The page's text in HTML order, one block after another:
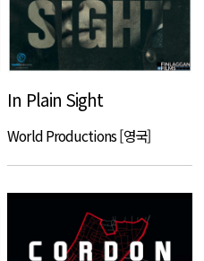
In Plain Sight
World Productions [영국]